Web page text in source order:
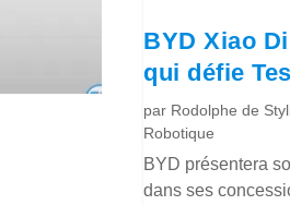
BYD Xiao
qui défie
par Rodolphe de
Robotique
BYD présentera
dans ses